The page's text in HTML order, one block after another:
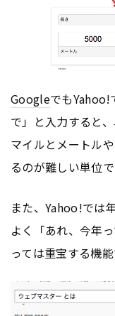
GoogleでもYahoo!
で」と入力すると
マイルとメートル
るのが難しい単位で
また、Yahoo!では
よく「あれ、今年
っては重宝する機能